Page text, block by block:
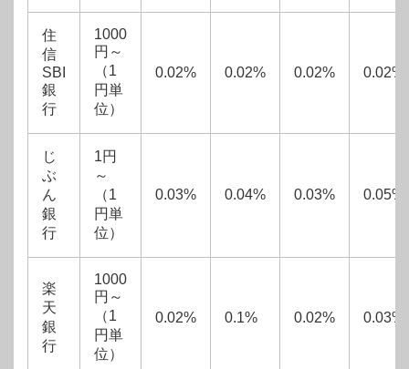
住
信
SBI
銀
行
1000
円～
（1
円単
位）
0.02% 0.02% 0.02% 0.02%
じ
ぶ
ん
銀
行
1円
～
（1
円単
位）
0.03% 0.04% 0.03% 0.05%
楽
天
銀
行
1000
円～
（1
円単
位）
0.02% 0.1% 0.02% 0.03%